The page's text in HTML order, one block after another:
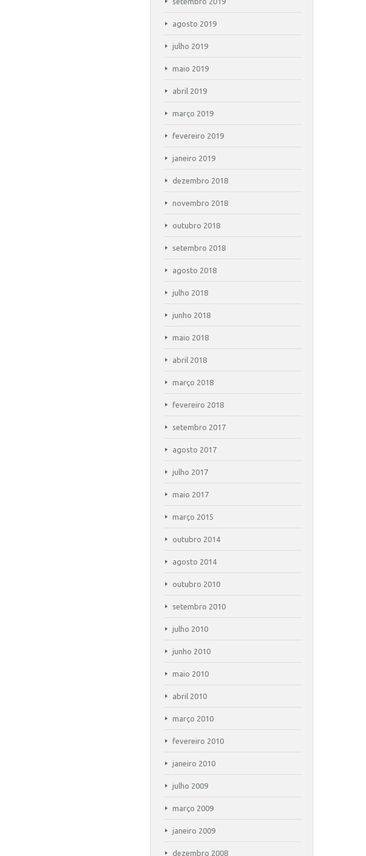
agosto 2019
julho 2019
maio 2019
abril 2019
março 2019
fevereiro 2019
janeiro 2019
dezembro 2018
novembro 2018
outubro 2018
setembro 2018
agosto 2018
julho 2018
junho 2018
maio 2018
abril 2018
março 2018
fevereiro 2018
setembro 2017
agosto 2017
julho 2017
maio 2017
março 2015
outubro 2014
agosto 2014
outubro 2010
setembro 2010
julho 2010
junho 2010
maio 2010
abril 2010
março 2010
fevereiro 2010
janeiro 2010
julho 2009
março 2009
janeiro 2009
dezembro 2008